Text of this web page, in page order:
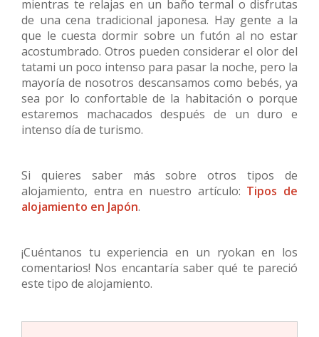
mientras te relajas en un baño termal o disfrutas
de una cena tradicional japonesa. Hay gente a la
que le cuesta dormir sobre un futón al no estar
acostumbrado. Otros pueden considerar el olor del
tatami un poco intenso para pasar la noche, pero la
mayoría de nosotros descansamos como bebés, ya
sea por lo confortable de la habitación o porque
estaremos machacados después de un duro e
intenso día de turismo.
Si quieres saber más sobre otros tipos de
alojamiento, entra en nuestro artículo: Tipos de
alojamiento en Japón.
¡Cuéntanos tu experiencia en un ryokan en los
comentarios! Nos encantaría saber qué te pareció
este tipo de alojamiento.